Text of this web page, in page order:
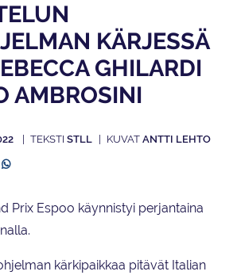
KÄRJESSÄ
GHILARDI
AMBROSINI
STLL ANTTI LEHTO
Prix Espoo käynnistyi perjantaina
kärkipaikkaa pitävät Italian